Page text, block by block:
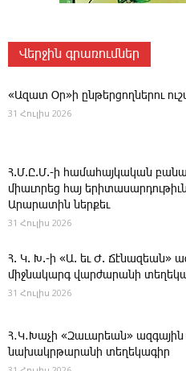
Վերջին գրառումներ
«Ազատ Օր»ի ընթերցողներու
31 Հուլիս 2026
Հ.Մ.Ը.Մ.-ի համահայկական
միաւորեց հայ
Արարատին ներքեւ
31 Հուլիս 2026
Հ. Կ. Խ.-ի «Ա. եւ Ժ. ­Ճէնազեան»
միջնակարգ վարժարանի
31 Հուլիս 2026
Հ․Կ․Խաչի «Զաւարեան»
նախակրթարանի տեղեկագիր